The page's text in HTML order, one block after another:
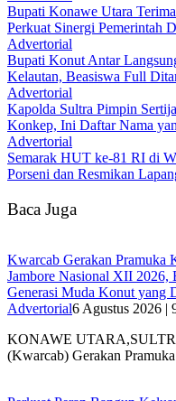
Bupati Konawe Utara
Perkuat Sinergi Pemerintah
Advertorial
Bupati Konut Antar
Kelautan, Beasiswa Full
Advertorial
‎Kapolda Sultra Pimpin
Konkep, Ini Daftar Nama
Advertorial
Semarak HUT ke-81 RI di
Porseni dan Resmikan
Baca Juga
‎Kwarcab Gerakan Pramuka
Jambore Nasional XII
Generasi Muda Konut yang
Advertorial6 Agustus 2026 |
KONAWE
(Kwarcab) Gerakan